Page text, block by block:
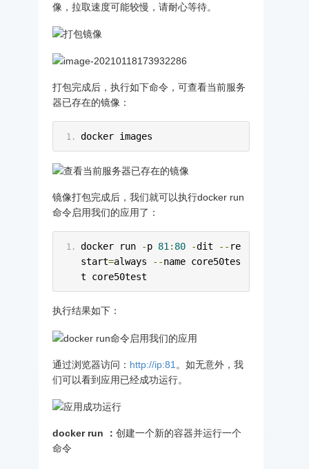
像，拉取速度可能较慢，请耐心等待。
打包完成后，执行如下命令，可查看当前服务
器已存在的镜像：
docker images
镜像打包完成后，我们就可以执行docker run
命令启用我们的应用了：
docker run -p 81: 80 -dit -- re
start=always --name core50tes
t core50test
执行结果如下：
通过浏览器访问： http://ip:81 。如无意外，我
们可以看到应用已经成功运行。
docker run ：创建一个新的容器并运行一个
命令